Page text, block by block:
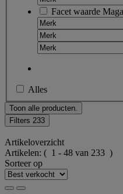
Facet waarde
Alles
Toon alle producten.
Filters 233
Artikeloverzicht
Artikelen: ( 1 - 48 van 233 )
Sorteer op